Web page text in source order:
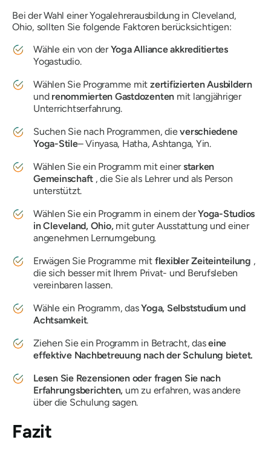
Bei der Wahl einer Yogalehrerausbildung in Cleveland,
Ohio, sollten Sie folgende Faktoren berücksichtigen:
Wähle ein von derYoga Alliance akkreditiertes
Yogastudio.
Wählen Sie Programme mit zertifizierten Ausbildern
und renommierten Gastdozenten mit langjähriger
Unterrichtserfahrung.
Suchen Sie nach Programmen, dieverschiedene
Yoga-Stile– Vinyasa, Hatha, Ashtanga, Yin.
Wählen Sie ein Programm mit einerstarken
Gemeinschaft , die Sie als Lehrer und als Person
unterstützt.
Wählen Sie ein Programm in einem derYoga-Studios
in Cleveland, Ohio,mit guter Ausstattung und einer
angenehmen Lernumgebung.
Erwägen Sie Programme mit flexibler Zeiteinteilung ,
die sich besser mit Ihrem Privat- und Berufsleben
vereinbaren lassen.
Wähle ein Programm, dasYoga, Selbststudium und
Achtsamkeit.
Ziehen Sie ein Programm in Betracht, daseine
effektive Nachbetreuung nach der Schulung bietet.
Lesen Sie Rezensionen oder fragen Sie nach
Erfahrungsberichten, um zu erfahren, was andere
über die Schulung sagen.
Fazit